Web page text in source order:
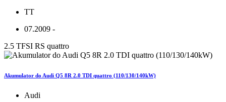
TT
07.2009 -
2.5 TFSI RS quattro
Akumulator do Audi Q5 8R 2.0 TDI quattro (110/130/140kW)
Audi